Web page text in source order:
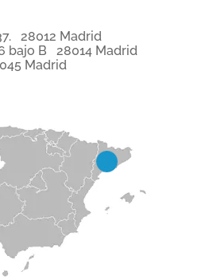
28012 Madrid
bajo B 28014 Madrid
Madrid